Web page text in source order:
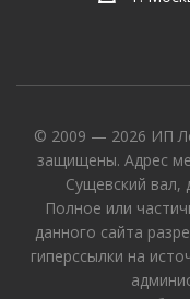
© 2009 — 2026 ИП
защищены. Адрес
Сущевский вал,
Полное или
данного сайта
гиперссылки на